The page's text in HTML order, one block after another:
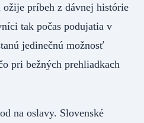
príbeh z dávnej histórie
tak počas podujatia v
jedinečnú možnosť
pri bežných prehliadkach
na oslavy. Slovenské